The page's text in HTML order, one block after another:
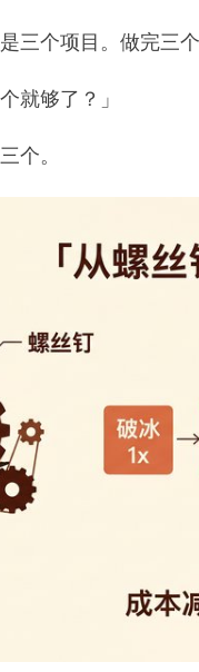
三个项目。做完三
就够了？」
个。